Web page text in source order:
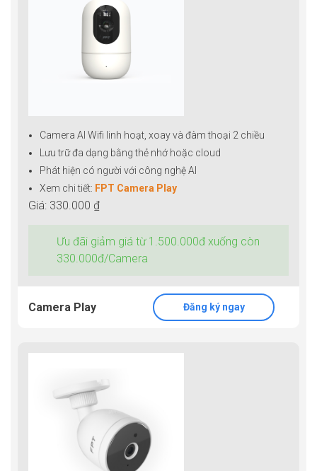
Camera AI Wifi linh hoạt, xoay và đàm thoại 2 chiều
Lưu trữ đa dạng bằng thẻ nhớ hoặc cloud
Phát hiện có người với công nghệ AI
Xem chi tiết: FPT Camera Play
Giá: 330.000 ₫
Ưu đãi giảm giá từ 1.500.000đ xuống còn
330.000đ/Camera
Camera Play Đăng ký ngay